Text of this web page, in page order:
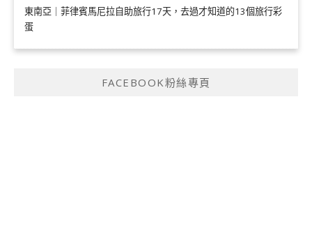
東南亞｜菲律賓馬尼拉自助旅行17天，去過才知道的13個旅行彩
蛋
FACEBOOK粉絲專頁